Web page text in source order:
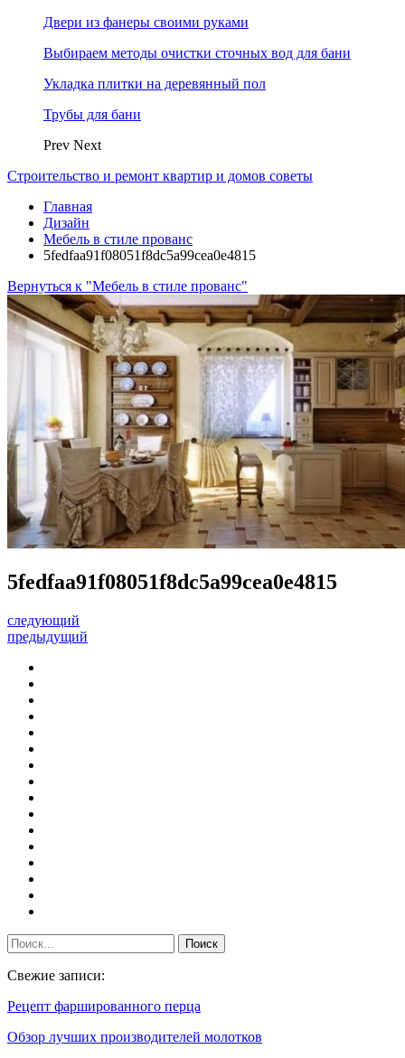
Двери из фанеры своими руками
Выбираем методы очистки сточных вод для бани
Укладка плитки на деревянный пол
Трубы для бани
Prev Next
Строительство и ремонт квартир и домов советы
Главная
Дизайн
Мебель в стиле прованс
5fedfaa91f08051f8dc5a99cea0e4815
Вернуться к "Мебель в стиле прованс"
5fedfaa91f08051f8dc5a99cea0e4815
следующий
предыдущий
Свежие записи:
Рецепт фаршированного перца
Обзор лучших производителей молотков